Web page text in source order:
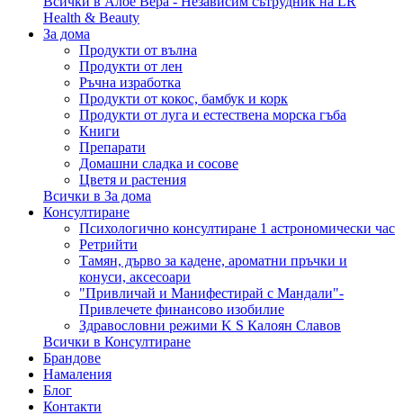
Health & Beauty
За дома
Продукти от вълна
Продукти от лен
Ръчна изработка
Продукти от кокос, бамбук и корк
Продукти от луга и естествена морска гъба
Книги
Препарати
Домашни сладка и сосове
Цветя и растения
Всички в За дома
Консултиране
Психологично консултиране 1 астрономически час
Ретрийти
Тамян, дърво за кадене, ароматни пръчки и
конуси, аксесоари
"Привличай и Манифестирай с Мандали"-
Привлечете финансово изобилие
Здравословни режими K S Калоян Славов
Всички в Консултиране
Брандове
Намаления
Блог
Контакти